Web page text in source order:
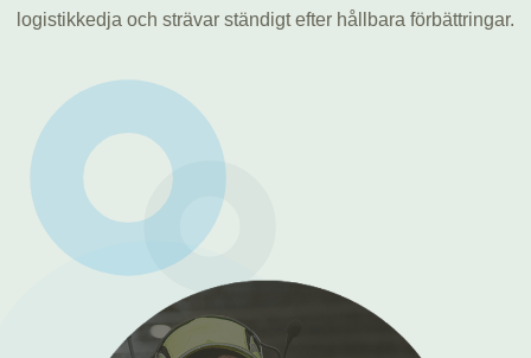
logistikkedja och strävar ständigt efter hållbara förbättringar.